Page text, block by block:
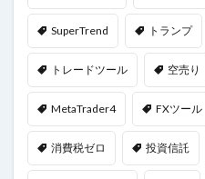
SuperTrend トランプ
トレードツール 空売り
MetaTrader4 FXツール
消費税ゼロ 投資信託